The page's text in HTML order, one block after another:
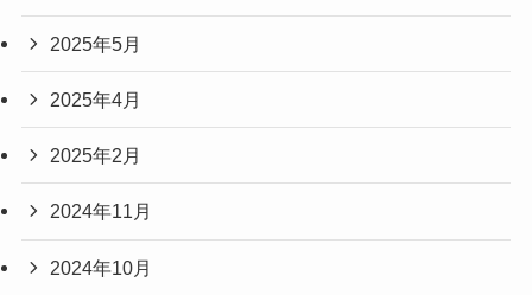
2025年5月
2025年4月
2025年2月
2024年11月
2024年10月